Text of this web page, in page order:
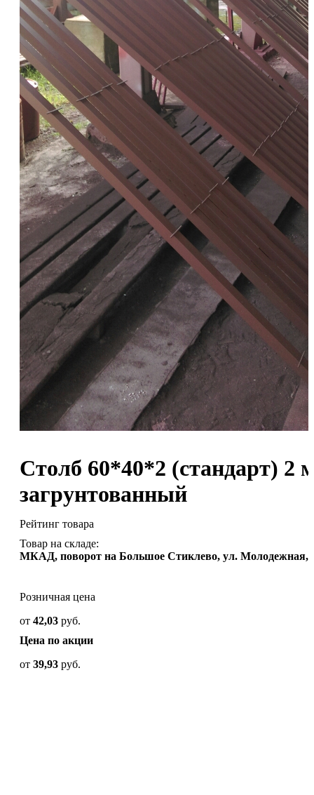
Столб 60*40*2 (стандарт) 2
загрунтованный
Рейтинг товара
Товар на складе:
МКАД, поворот на Большое Стиклево, ул. Молодежная,
Розничная цена
от 42,03 руб.
Цена по акции
от 39,93 руб.